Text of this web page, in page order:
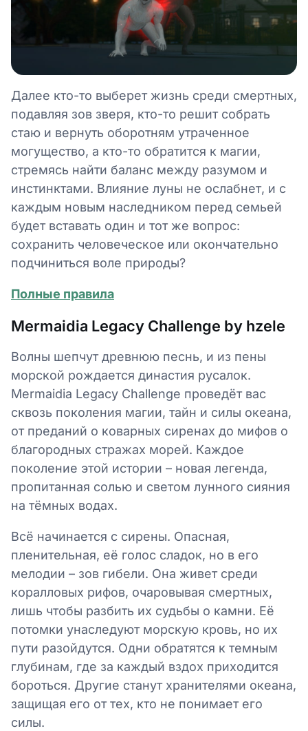
Далее кто-то выберет жизнь среди смертных,
подавляя зов зверя, кто-то решит собрать
стаю и вернуть оборотням утраченное
могущество, а кто-то обратится к магии,
стремясь найти баланс между разумом и
инстинктами. Влияние луны не ослабнет, и с
каждым новым наследником перед семьей
будет вставать один и тот же вопрос:
сохранить человеческое или окончательно
подчиниться воле природы?
Полные правила
Mermaidia Legacy Challenge by hzele
Волны шепчут древнюю песнь, и из пены
морской рождается династия русалок.
Mermaidia Legacy Challenge проведёт вас
сквозь поколения магии, тайн и силы океана,
от преданий о коварных сиренах до мифов о
благородных стражах морей. Каждое
поколение этой истории – новая легенда,
пропитанная солью и светом лунного сияния
на тёмных водах.
Всё начинается с сирены. Опасная,
пленительная, её голос сладок, но в его
мелодии – зов гибели. Она живет среди
коралловых рифов, очаровывая смертных,
лишь чтобы разбить их судьбы о камни. Её
потомки унаследуют морскую кровь, но их
пути разойдутся. Одни обратятся к темным
глубинам, где за каждый вздох приходится
бороться. Другие станут хранителями океана,
защищая его от тех, кто не понимает его
силы.